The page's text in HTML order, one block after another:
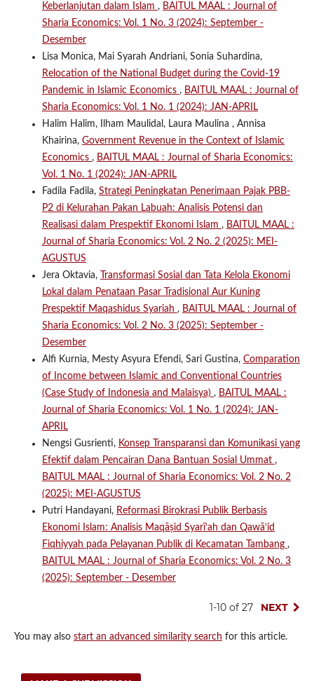
Keberlanjutan dalam Islam , BAITUL MAAL : Journal of
Sharia Economics: Vol. 1 No. 3 (2024): September -
Desember
Lisa Monica, Mai Syarah Andriani, Sonia Suhardina,
Relocation of the National Budget during the Covid-19
Pandemic in Islamic Economics , BAITUL MAAL : Journal of
Sharia Economics: Vol. 1 No. 1 (2024): JAN-APRIL
Halim Halim, Ilham Maulidal, Laura Maulina , Annisa
Khairina, Government Revenue in the Context of Islamic
Economics , BAITUL MAAL : Journal of Sharia Economics:
Vol. 1 No. 1 (2024): JAN-APRIL
Fadila Fadila, Strategi Peningkatan Penerimaan Pajak PBB-
P2 di Kelurahan Pakan Labuah: Analisis Potensi dan
Realisasi dalam Prespektif Ekonomi Islam , BAITUL MAAL :
Journal of Sharia Economics: Vol. 2 No. 2 (2025): MEI-
AGUSTUS
Jera Oktavia,
Transformasi Sosial dan Tata Kelola Ekonomi
Lokal dalam Penataan Pasar Tradisional Aur Kuning
Prespektif Maqashidus Syariah , BAITUL MAAL : Journal of
Sharia Economics: Vol. 2 No. 3 (2025): September -
Desember
Alfi Kurnia, Mesty Asyura Efendi, Sari Gustina, Comparation
of Income between Islamic and Conventional Countries
(Case Study of Indonesia and Malaisya) , BAITUL MAAL :
Journal of Sharia Economics: Vol. 1 No. 1 (2024): JAN-
APRIL
Nengsi Gusrienti, Konsep Transparansi dan Komunikasi yang
Efektif dalam Pencairan Dana Bantuan Sosial Ummat ,
BAITUL MAAL : Journal of Sharia Economics: Vol. 2 No. 2
(2025): MEI-AGUSTUS
Putri Handayani, Reformasi Birokrasi Publik Berbasis
Ekonomi Islam: Analisis Maqāṣid Syarī‘ah dan Qawā‘id
Fiqhiyyah pada Pelayanan Publik di Kecamatan Tambang ,
BAITUL MAAL : Journal of Sharia Economics: Vol. 2 No. 3
(2025): September - Desember
1-10 of 27 NEXT
You may also start an advanced similarity search for this article.